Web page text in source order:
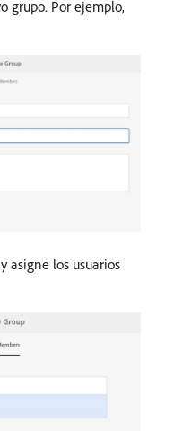
grupo. Por ejemplo,
y asigne los usuarios